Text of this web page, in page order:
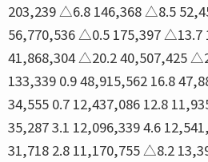
203,239 △6.8 146,368 △8.5
56,770,536 △0.5 175,397 △13.7
41,868,304 △20.2 40,507,425
133,339 0.9 48,915,562 16.8
34,555 0.7 12,437,086 12.8
35,287 3.1 12,096,339 4.6
31,718 2.8 11,170,755 △8.2